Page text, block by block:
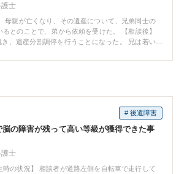
士
母親が亡くなり、その遺産について、兄弟同士の
とのことで、弟から依頼を受けた。 【相談後】
、遺産分割調停を行うことになった。 兄は若い
いを与えたりしていた。 母親の家計簿から、借金
該当ページをコピーして、裁判所に提出した。
# 後遺障害
脳の障害が残って高い等級が獲得できた事
士
時の状況】 相談者が道路左側を自転車で走行して